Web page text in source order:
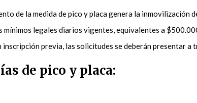
de la medida de pico y placa genera la inmovilización
mínimos legales diarios vigentes, equivalentes a
inscripción previa, las solicitudes se deberán presentar a
de pico y placa: